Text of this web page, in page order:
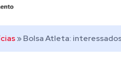
»Bolsa Atleta: